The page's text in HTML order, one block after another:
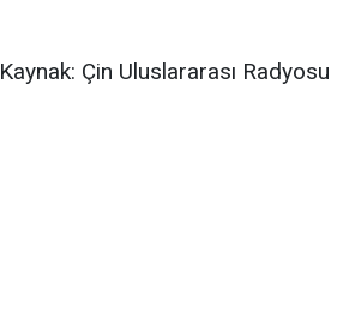
Kaynak: Çin Uluslararası Radyosu